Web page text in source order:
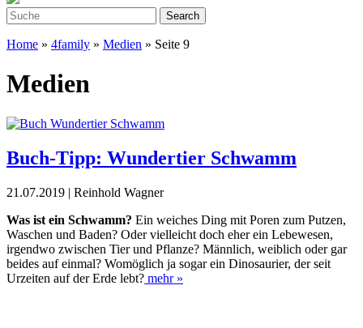
Home » 4family » Medien » Seite 9
Medien
Buch-Tipp: Wundertier Schwamm
21.07.2019 | Reinhold Wagner
Was ist ein Schwamm? Ein weiches Ding mit Poren zum Putzen,
Waschen und Baden? Oder vielleicht doch eher ein Lebewesen,
irgendwo zwischen Tier und Pflanze? Männlich, weiblich oder gar
beides auf einmal? Womöglich ja sogar ein Dinosaurier, der seit
Urzeiten auf der Erde lebt? mehr »